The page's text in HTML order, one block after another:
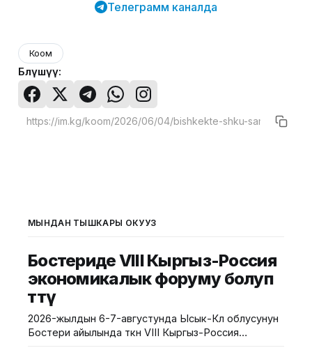
Телеграмм каналда
Коом
Бөлүшүү:
МЫНДАН ТЫШКАРЫ ОКУҢУЗ
Бостериде VIII Кыргыз-Россия
экономикалык форуму болуп
өттү
2026-жылдын 6-7-августунда Ысык-Көл облусунун
Бостери айылында өткөн VIII Кыргыз-Россия